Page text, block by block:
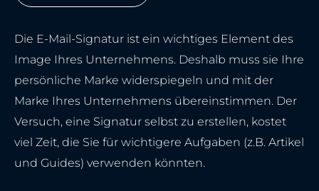
Die E-Mail-Signatur ist ein wichtiges Element des
Image Ihres Unternehmens. Deshalb muss sie Ihre
persönliche Marke widerspiegeln und mit der
Marke Ihres Unternehmens übereinstimmen. Der
Versuch, eine Signatur selbst zu erstellen, kostet
viel Zeit, die Sie für wichtigere Aufgaben (z.B. Artikel
und Guides) verwenden könnten.